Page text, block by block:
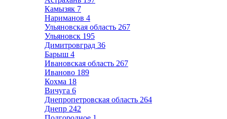
Камызяк 7
Нариманов 4
Ульяновская область 267
Ульяновск 195
Димитровград 36
Барыш 4
Ивановская область 267
Иваново 189
Кохма 18
Вичуга 6
Днепропетровская область 264
Днепр 242